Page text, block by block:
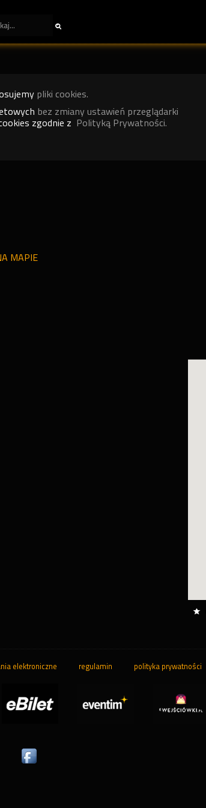
pliki cookies.
bez zmiany ustawień przeglądarki
zgodnie z Polityką Prywatności.
MAPIE
elektroniczne regulamin polityka prywatności